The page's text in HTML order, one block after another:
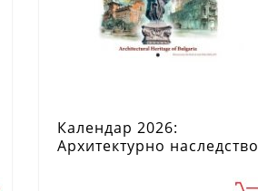
Календар 2026:
Архитектурно наследство